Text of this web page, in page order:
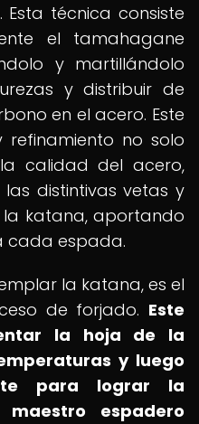
técnica consiste
el tamahagane
y martillándolo
y distribuir de
en el acero. Este
no solo
calidad del acero,
distintivas vetas y
katana, aportando
cada espada.
la katana, es el
de forjado. Este
la hoja de la
y luego
para lograr la
maestro espadero